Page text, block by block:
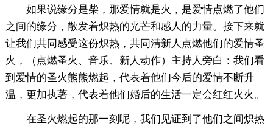
如果说缘分是柴，那爱情就是火，是爱情点燃了他们
之间的缘分，散发着炽热的光芒和感人的力量。接下来就
让我们共同感受这份炽热，共同清新人点燃他们的爱情圣
火，（点燃圣火、音乐、新人动作）主持人旁白：我们看
到爱情的圣火熊熊燃起，代表着他们今后的爱情不断升
温，更加执著，代表着他们婚后的生活一定会红红火火。
在圣火燃起的那一刻呢，我们见证到了他们之间炽热